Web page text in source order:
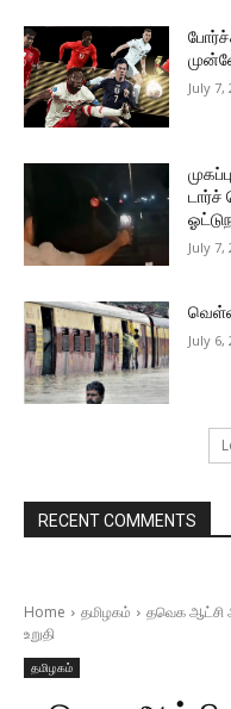
July 7,
டார்ச்
July 7,
July 6,
RECENT COMMENTS